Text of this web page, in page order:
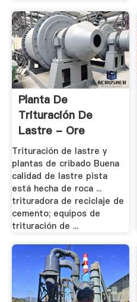
Planta De
Trituración De
Lastre - Ore
Trituradora
Trituración de lastre y
plantas de cribado Buena
calidad de lastre pista
está hecha de roca ...
trituradora de reciclaje de
cemento; equipos de
trituración de ...